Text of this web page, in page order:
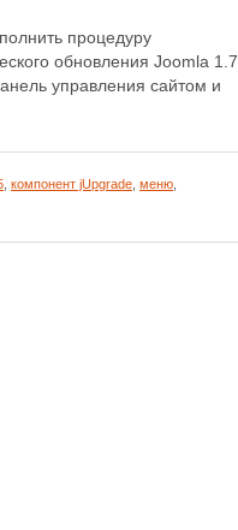
процедуру
обновления Joomla 1.7
управления сайтом и
компонент jUpgrade меню